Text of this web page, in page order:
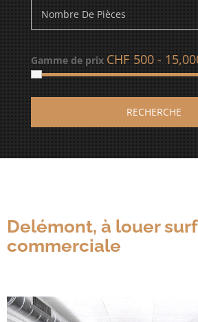
Gamme de prix CHF
RECHERCHE
Delémont, à louer
commerciale